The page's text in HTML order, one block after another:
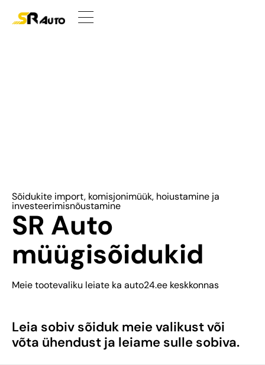
Sõidukite import, komisjonimüük, hoiustamine ja
investeerimisnõustamine
SR Auto
müügisõidukid
Meie tootevaliku leiate ka auto24.ee keskkonnas
Leia sobiv sõiduk meie valikust või
võta ühendust ja leiame sulle sobiva.